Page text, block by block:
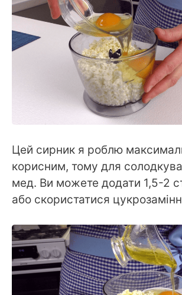
Цей сирник я роблю
корисним, тому для
мед. Ви можете додати 1,5-2
або скористатися